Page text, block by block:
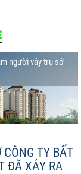
người vây trụ sở
CÔNG TY BẤT
ĐÃ XẢY RA